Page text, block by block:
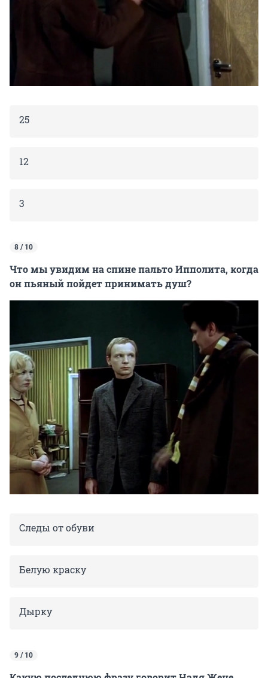
25
12
3
8 / 10
Что мы увидим на спине пальто Ипполита, когда
он пьяный пойдет принимать душ?
Следы от обуви
Белую краску
Дырку
9 / 10